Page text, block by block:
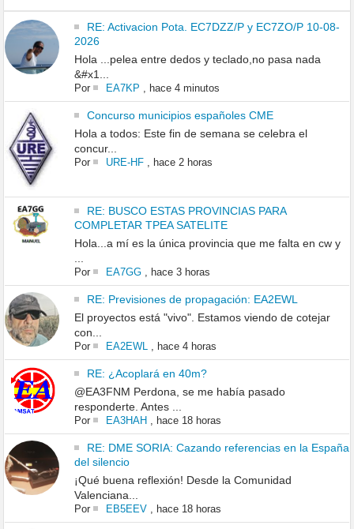
RE: Activacion Pota. EC7DZZ/P y EC7ZO/P 10-08-
2026
Hola ...pelea entre dedos y teclado,no pasa nada
&#x1...
Por EA7KP hace 4 minutos
Concurso municipios españoles CME
Hola a todos: Este fin de semana se celebra el
concur...
Por URE-HF, hace 2 horas
RE: BUSCO ESTAS PROVINCIAS PARA
COMPLETAR TPEA SATELITE
Hola...a mí es la única provincia que me falta en cw y
Por EA7GG, hace 3 horas
RE: Previsiones de propagación: EA2EWL
El proyectos está "vivo". Estamos viendo de cotejar
con...
Por EA2EWL, hace 4 horas
RE: ¿Acoplará en 40m?
@EA3FNM Perdona, se me había pasado
responderte. Antes ...
Por EA3HAH , hace 18 horas
RE: DME SORIA: Cazando referencias en la España
del silencio
¡Qué buena reflexión! Desde la Comunidad
Valenciana...
Por EB5EEV, hace 18 horas